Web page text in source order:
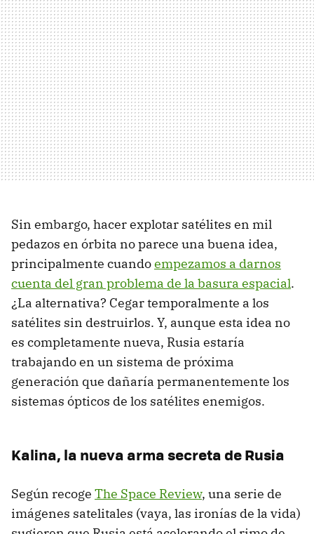
Sin embargo, hacer explotar satélites en mil
pedazos en órbita no parece una buena idea,
principalmente cuandoempezamos a darnos
cuenta del gran problema de la basura espacial.
¿La alternativa? Cegar temporalmente a los
satélites sin destruirlos. Y, aunque esta idea no
es completamente nueva, Rusia estaría
trabajando en un sistema de próxima
generación que dañaría permanentemente los
sistemas ópticos de los satélites enemigos.
Kalina, la nueva arma secreta de Rusia
Según recoge The Space Review, una serie de
imágenes satelitales (vaya, las ironías de la vida)